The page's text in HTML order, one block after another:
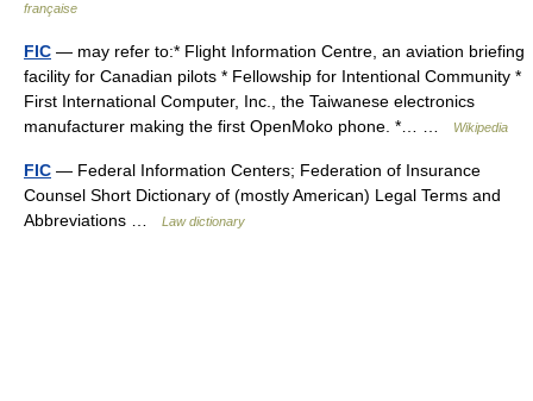
française
FIC — may refer to:* Flight Information Centre, an aviation briefing
facility for Canadian pilots * Fellowship for Intentional Community *
First International Computer, Inc., the Taiwanese electronics
manufacturer making the first OpenMoko phone. *… …
Wikipedia
FIC — Federal Information Centers; Federation of Insurance
Counsel Short Dictionary of (mostly American) Legal Terms and
Abbreviations …
Law dictionary